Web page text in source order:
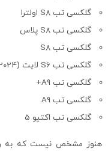
گلکسی تب S8 اولترا
گلکسی تب S8 پلاس
گلکسی تب S8
گلکسی تب S6 لایت (2024)
گلکسی تب A9+
گلکسی تب A9
گلکسی تب اکتیو 5
هنوز مشخص نیست که به